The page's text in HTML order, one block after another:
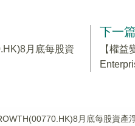
月底每股資
下一
【權
月底每股資產